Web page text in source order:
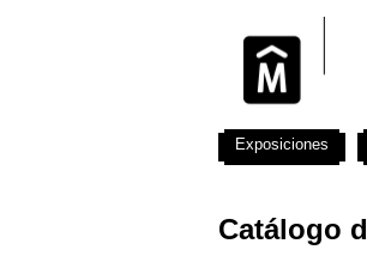
Catálogo
Exposiciones